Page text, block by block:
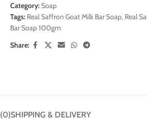
Category:Soap
Tags: Real Saffron Goat Milk Bar Soap, Real
Bar Soap 100gm
Share:
SHIPPING & DELIVERY